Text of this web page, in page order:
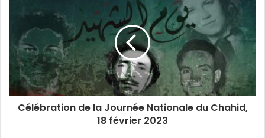
Célébration de la Journée Nationale du Chahid,
18 février 2023